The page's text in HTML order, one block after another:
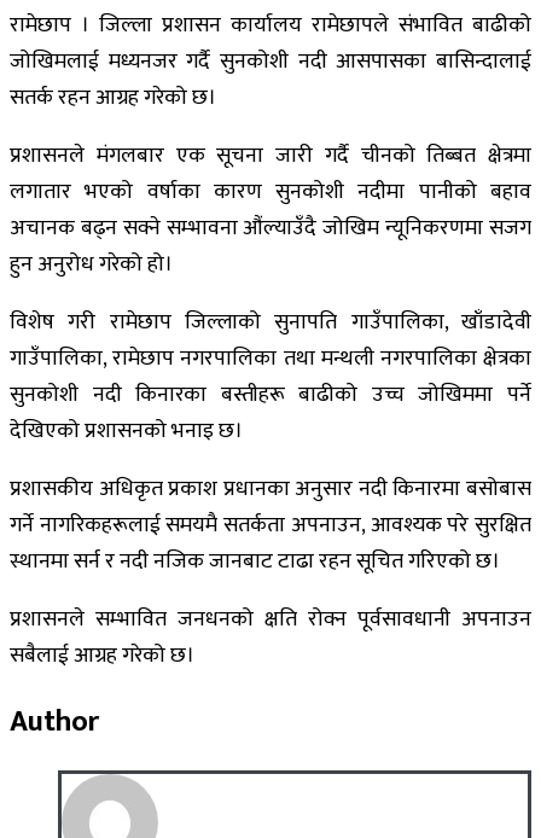
रामेछाप । जिल्ला प्रशासन कार्यालय रामेछापले संभावित बाढीको
जोखिमलाई मध्यनजर गर्दै सुनकोशी नदी आसपासका बासिन्दालाई
सतर्क रहन आग्रह गरेको छ।
प्रशासनले मंगलबार एक सूचना जारी गर्दै चीनको तिब्बत क्षेत्रमा
लगातार भएको वर्षाका कारण सुनकोशी नदीमा पानीको बहाव
अचानक बढ्न सक्ने सम्भावना औंल्याउँदै जोखिम न्यूनिकरणमा सजग
हुन अनुरोध गरेको हो।
विशेष गरी रामेछाप जिल्लाको सुनापति गाउँपालिका, खाँडादेवी
गाउँपालिका, रामेछाप नगरपालिका तथा मन्थली नगरपालिका क्षेत्रका
सुनकोशी नदी किनारका बस्तीहरू बाढीको उच्च जोखिममा पर्ने
देखिएको प्रशासनको भनाइ छ।
प्रशासकीय अधिकृत प्रकाश प्रधानका अनुसार नदी किनारमा बसोबास
गर्ने नागरिकहरूलाई समयमै सतर्कता अपनाउन, आवश्यक परे सुरक्षित
स्थानमा सर्न र नदी नजिक जानबाट टाढा रहन सूचित गरिएको छ।
प्रशासनले सम्भावित जनधनको क्षति रोक्न पूर्वसावधानी अपनाउन
सबैलाई आग्रह गरेको छ।
Author